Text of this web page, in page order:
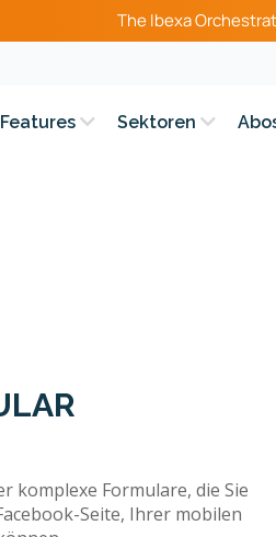
The Ibexa
Features Sektoren
komplexe Formulare, die Sie
Seite, Ihrer mobilen